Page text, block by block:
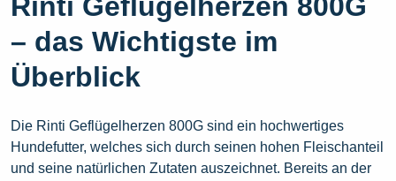
– das Wichtigste im
Überblick
Die Rinti Geflügelherzen 800G sind ein hochwertiges
Hundefutter, welches sich durch seinen hohen Fleischanteil
und seine natürlichen Zutaten auszeichnet. Bereits an der